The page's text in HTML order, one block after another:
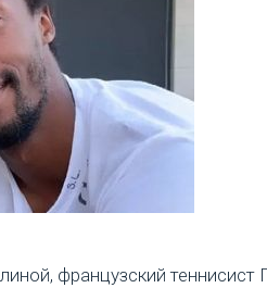
французский